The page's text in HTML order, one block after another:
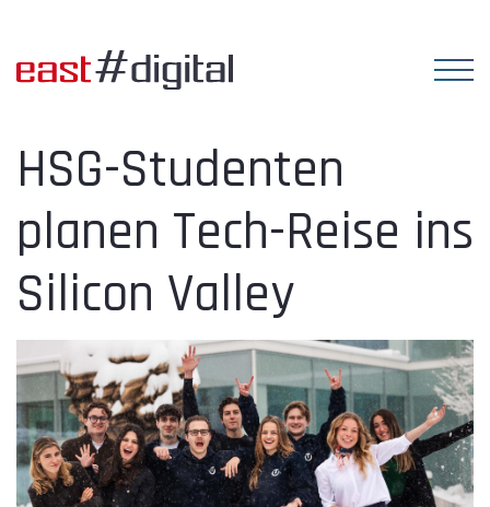
HSG-Studenten
planen Tech-Reise ins
Silicon Valley